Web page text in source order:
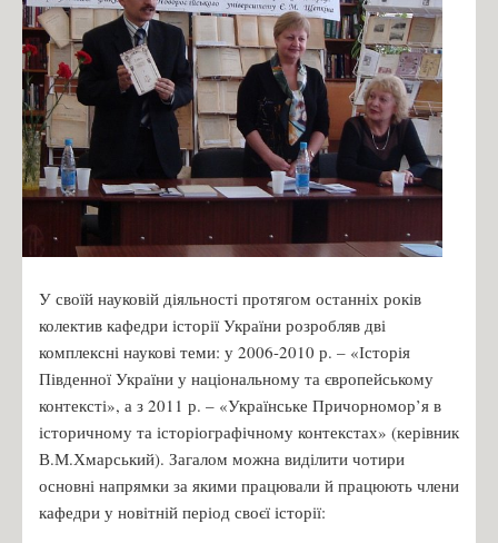
У своїй науковій діяльності протягом останніх років
колектив кафедри історії України розробляв дві
комплексні наукові теми: у 2006-2010 р. – «Історія
Південної України у національному та європейському
контексті», а з 2011 р. – «Українське Причорномор’я в
історичному та історіографічному контекстах» (керівник
В.М.Хмарський). Загалом можна виділити чотири
основні напрямки за якими працювали й працюють члени
кафедри у новітній період своєї історії: